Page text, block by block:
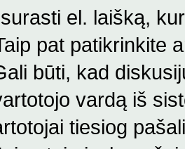
el. laišką,
pat patikrinkite
būti, kad
vardą iš
tiesiog